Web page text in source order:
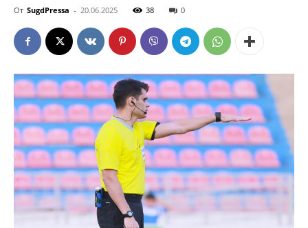
От SugdPressa - 20.06.2025 38 0